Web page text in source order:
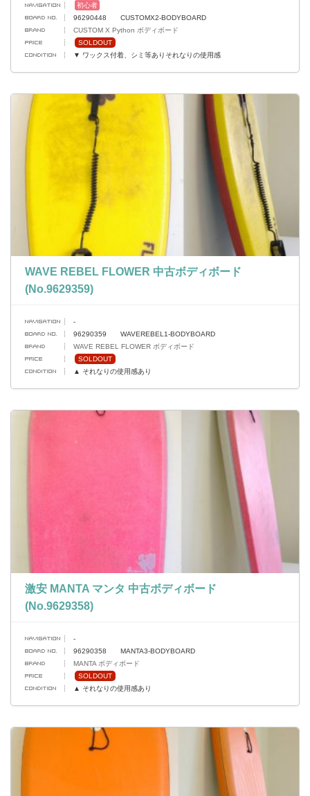
初心者
96290448 CUSTOMX2-BODYBOARD
CUSTOM X Python ボディボード
SOLDOUT
▼ ワックス付着、シミ等ありそれなりの使用感
WAVE REBEL FLOWER 中古ボディボード
(No.9629359)
-
96290359 WAVEREBEL1-BODYBOARD
WAVE REBEL FLOWER ボディボード
SOLDOUT
▲ それなりの使用感あり
激安 MANTA マンタ 中古ボディボード
(No.9629358)
-
96290358 MANTA3-BODYBOARD
MANTA ボディボード
SOLDOUT
▲ それなりの使用感あり